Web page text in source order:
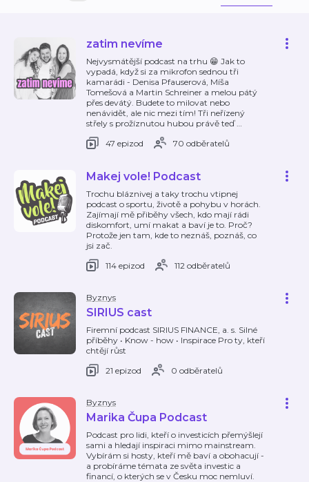
zatim nevíme
Nejvysmátější podcast na trhu 😁 Jak to
vypadá, když si za mikrofon sednou tři
kamarádi - Denisa Pfauserová, Míša
Tomešová a Martin Schreiner a melou pátý
přes devátý. Budete to milovat nebo
nenávidět, ale nic mezi tím! Tři neřízený
střely s prožíznutou hubou právě teď…
47 epizod
70 odběratelů
Makej vole! Podcast
Trochu bláznivej a taky trochu vtipnej
podcast o sportu, životě a pohybu v horách.
Zajímají mě přiběhy všech, kdo mají rádi
diskomfort, umí makat a baví je to. Proč?
Protože jen tam, kde to neznáš, poznáš, co
jsi zač.
114 epizod
112 odběratelů
Byznys
SIRIUS cast
Firemní podcast SIRIUS FINANCE, a. s. Silné
příběhy • Know - how • Inspirace Pro ty, kteří
chtějí růst
21 epizod
0 odběratelů
Byznys
Marika Čupa Podcast
Podcast pro lidi, kteří o investicích přemýšlejí
sami a hledají inspiraci mimo mainstream.
Vybírám si hosty, kteří mě baví a obohacují -
a probíráme témata ze světa investic a
financí, o kterých se v Česku moc nemluví.